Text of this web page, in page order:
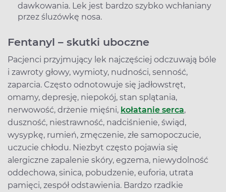
dawkowania. Lek jest bardzo szybko wchłaniany
przez śluzówkę nosa.
Fentanyl – skutki uboczne
Pacjenci przyjmujący lek najczęściej odczuwają bóle
i zawroty głowy, wymioty, nudności, senność,
zaparcia. Często odnotowuje się jadłowstręt,
omamy, depresję, niepokój, stan splątania,
nerwowość, drżenie mięśni, kołatanie serca,
duszność, niestrawność, nadciśnienie, świąd,
wysypkę, rumień, zmęczenie, złe samopoczucie,
uczucie chłodu. Niezbyt często pojawia się
alergiczne zapalenie skóry, egzema, niewydolność
oddechowa, sinica, pobudzenie, euforia, utrata
pamięci, zespół odstawienia. Bardzo rzadkie